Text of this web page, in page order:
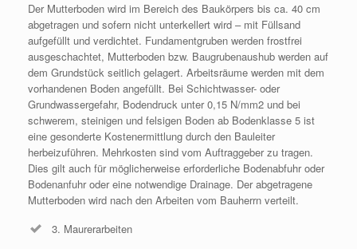
Der Mutterboden wird im Bereich des Baukörpers bis ca. 40 cm
abgetragen und sofern nicht unterkellert wird – mit Füllsand
aufgefüllt und verdichtet. Fundamentgruben werden frostfrei
ausgeschachtet, Mutterboden bzw. Baugrubenaushub werden auf
dem Grundstück seitlich gelagert. Arbeitsräume werden mit dem
vorhandenen Boden angefüllt. Bei Schichtwasser- oder
Grundwassergefahr, Bodendruck unter 0,15 N/mm2 und bei
schwerem, steinigen und felsigen Boden ab Bodenklasse 5 ist
eine gesonderte Kostenermittlung durch den Bauleiter
herbeizuführen. Mehrkosten sind vom Auftraggeber zu tragen.
Dies gilt auch für möglicherweise erforderliche Bodenabfuhr oder
Bodenanfuhr oder eine notwendige Drainage. Der abgetragene
Mutterboden wird nach den Arbeiten vom Bauherrn verteilt.
3. Maurerarbeiten